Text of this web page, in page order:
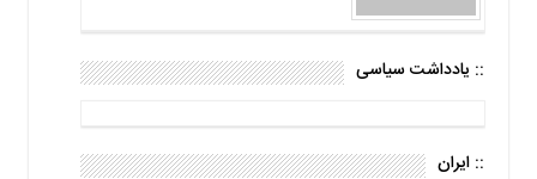
:: یادداشت سیاسی
:: ایران